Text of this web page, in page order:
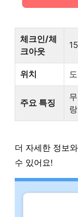
체크인/체
크아웃
위치
주요 특징
더 자세한 정보
수 있어요!